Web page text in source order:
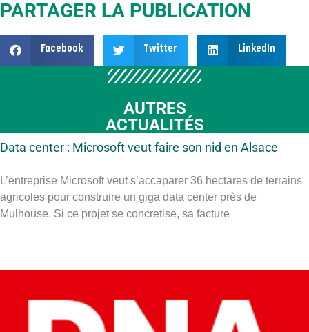
PARTAGER LA PUBLICATION
Facebook Twitter LinkedIn
AUTRES
ACTUALITÉS
Data center : Microsoft veut faire son nid en Alsace
L’entreprise Microsoft veut s’accaparer 36 hectares de terrains
agricoles pour construire un giga data center près de
Mulhouse. Si ce projet se concretise, sa facture